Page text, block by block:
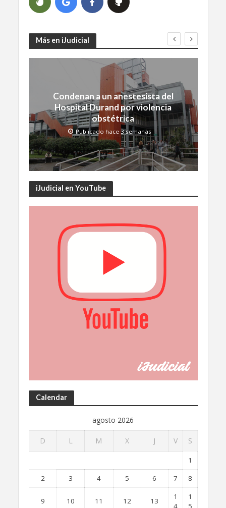
Más en iJudicial
Condenan a un anestesista del
Hospital Durand por violencia
obstétrica
Publicado hace 3 semanas
iJudicial en YouTube
Calendar
agosto 2026
D L M X J V S
1
2
3 4 5 6 7 8
9 10 11 12 13
1
4
1
5